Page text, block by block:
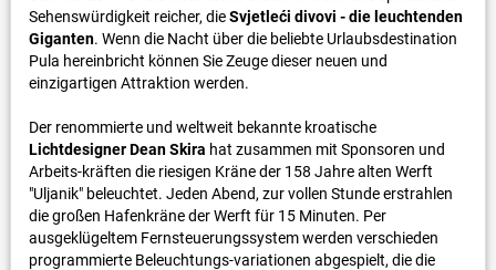
Sehenswürdigkeit reicher, dieSvjetleći divovi - die leuchtenden
Giganten. Wenn die Nacht über die beliebte Urlaubsdestination
Pula hereinbricht können Sie Zeuge dieser neuen und
einzigartigen Attraktion werden.
Der renommierte und weltweit bekannte kroatische
Lichtdesigner Dean Skira hat zusammen mit Sponsoren und
Arbeits-kräften die riesigen Kräne der 158 Jahre alten Werft
"Uljanik" beleuchtet. Jeden Abend, zur vollen Stunde erstrahlen
die großen Hafenkräne der Werft für 15 Minuten. Per
ausgeklügeltem Fernsteuerungssystem werden verschieden
programmierte Beleuchtungs-variationen abgespielt, die die